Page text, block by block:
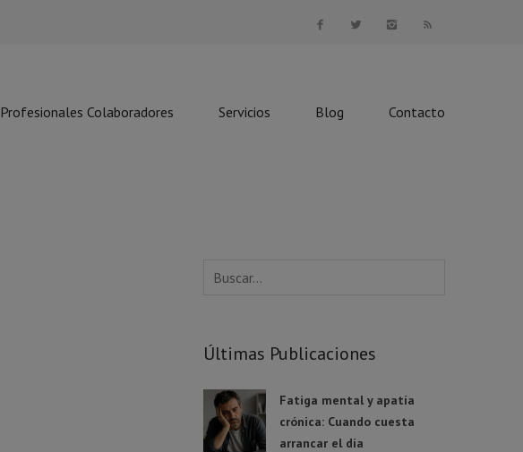
Profesionales Colaboradores Servicios Blog Contacto
Últimas Publicaciones
Fatiga mental y apatía
crónica: Cuando cuesta
arrancar el día